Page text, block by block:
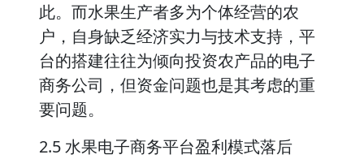
此。而水果生产者多为个体经营的农
户，自身缺乏经济实力与技术支持，平
台的搭建往往为倾向投资农产品的电子
商务公司，但资金问题也是其考虑的重
要问题。
2.5 水果电子商务平台盈利模式落后